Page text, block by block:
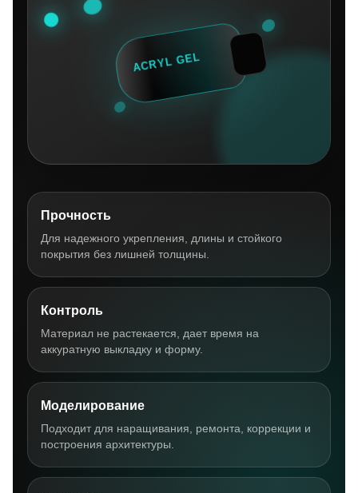
Прочность
Для надежного укрепления, длины и стойкого
покрытия без лишней толщины.
Контроль
Материал не растекается, дает время на
аккуратную выкладку и форму.
Моделирование
Подходит для наращивания, ремонта, коррекции и
построения архитектуры.